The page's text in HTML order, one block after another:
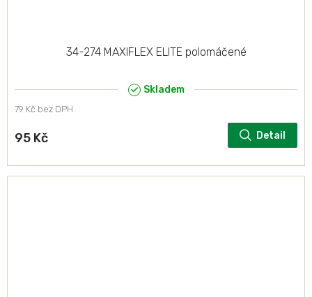
34-274 MAXIFLEX ELITE polomáčené
Skladem
79 Kč bez DPH
95 Kč Detail